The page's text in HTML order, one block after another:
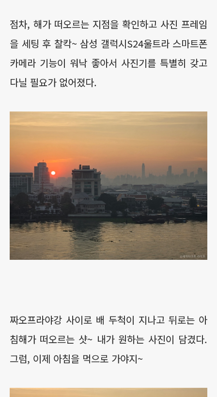
점차, 해가 떠오르는 지점을 확인하고 사진 프레임
을 세팅 후 찰칵~ 삼성 갤럭시S24울트라 스마트폰
카메라 기능이 워낙 좋아서 사진기를 특별히 갖고
다닐 필요가 없어졌다.
짜오프라야강 사이로 배 두척이 지나고 뒤로는 아
침해가 떠오르는 샷~ 내가 원하는 사진이 담겼다.
그럼, 이제 아침을 먹으로 가야지~